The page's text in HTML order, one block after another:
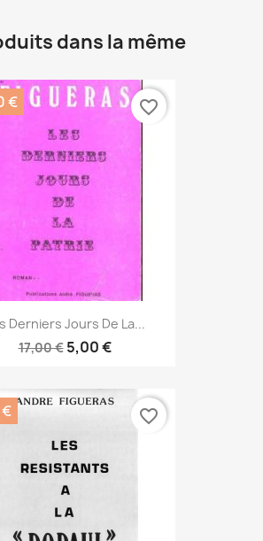
dans la même
Derniers Jours De La...
17,00 € 5,00 €
€ favorite_border
favorite_border